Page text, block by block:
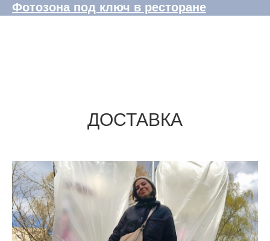
Фотозона под ключ в ресторане
ДОСТАВКА